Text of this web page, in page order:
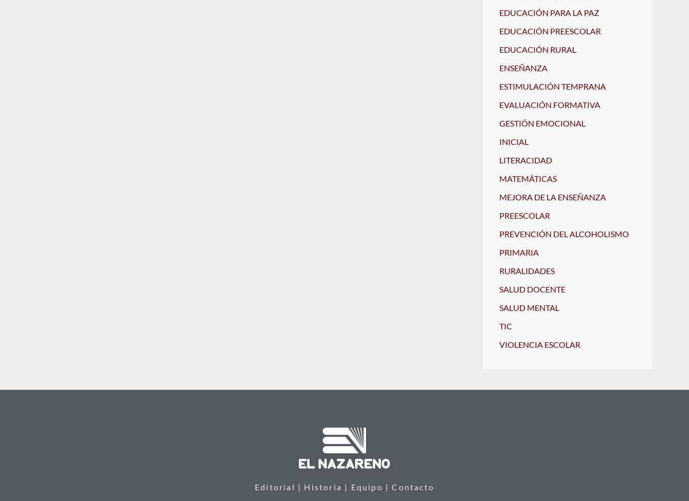
EDUCACIÓN PARA LA PAZ
EDUCACIÓN PREESCOLAR
EDUCACIÓN RURAL
ENSEÑANZA
ESTIMULACIÓN TEMPRANA
EVALUACIÓN FORMATIVA
GESTIÓN EMOCIONAL
INICIAL
LITERACIDAD
MATEMÁTICAS
MEJORA DE LA ENSEÑANZA
PREESCOLAR
PREVENCIÓN DEL ALCOHOLISMO
PRIMARIA
RURALIDADES
SALUD DOCENTE
SALUD MENTAL
TIC
VIOLENCIA ESCOLAR
Editorial | Historia | Equipo | Contacto